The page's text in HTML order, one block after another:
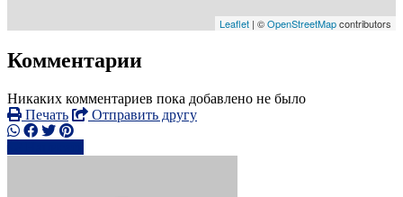
Leaflet | ©OpenStreetMapcontributors
Комментарии
Никаких комментариев пока добавлено не было
Печать
Отправить другу